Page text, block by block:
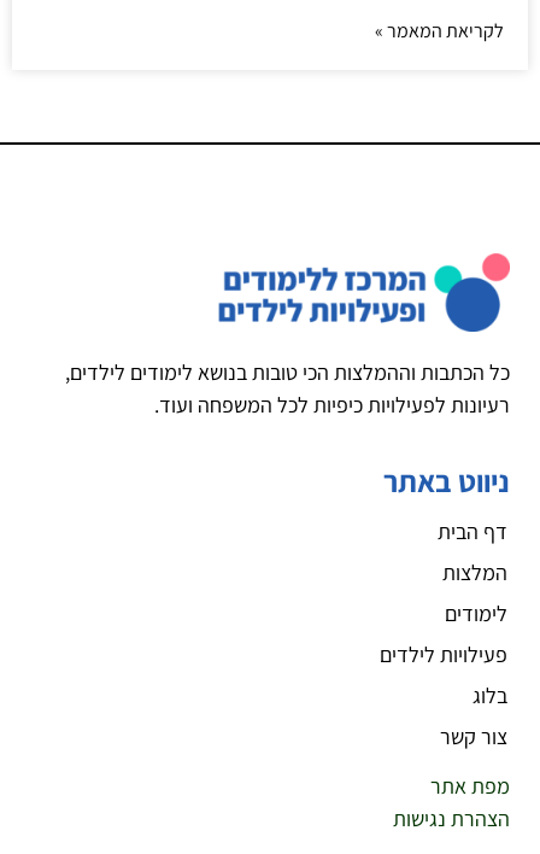
לקריאת המאמר »
כל הכתבות וההמלצות הכי טובות בנושא לימודים לילדים,
רעיונות לפעילויות כיפיות לכל המשפחה ועוד.
ניווט באתר
דף הבית
המלצות
לימודים
פעילויות לילדים
בלוג
צור קשר
מפת אתר
הצהרת נגישות